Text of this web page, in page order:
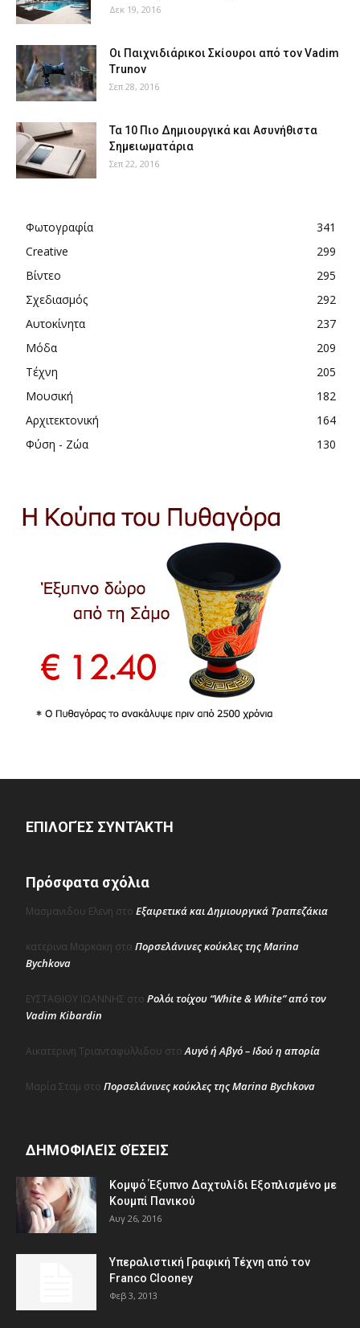
Δεκ 19, 2016
Οι Παιχνιδιάρικοι Σκίουροι από τον Vadim
Trunov
Σεπ 28, 2016
Τα 10 Πιο Δημιουργικά και Ασυνήθιστα
Σημειωματάρια
Σεπ 22, 2016
Φωτογραφία
341
Creative
299
Βίντεο
295
Σχεδιασμός
292
Αυτοκίνητα
237
Μόδα
209
Τέχνη
205
Μουσική
182
Αρχιτεκτονική
164
Φύση - Ζώα
130
ΕΠΙΛΟΓΈΣ ΣΥΝΤΆΚΤΗ
Πρόσφατα σχόλια
Μασμανιδου Ελενη στο Εξαιρετικά και Δημιουργικά Τραπεζάκια
κατερινα Μαρκακη στο Πορσελάνινες κούκλες της Marina
Bychkova
ΕΥΣΤΑΘΙΟΥ ΙΩΑΝΝΗΣ στο Ρολόι τοίχου “White & White” από τον
Vadim Kibardin
Αικατερινη Τριανταφυλλιδου στοΑυγό ή Αβγό – Ιδού η απορία
Μαρία Σταμ στο Πορσελάνινες κούκλες της Marina Bychkova
ΔΗΜΟΦΙΛΕΊΣ ΘΈΣΕΙΣ
Κομψό Έξυπνο Δαχτυλίδι Εξοπλισμένο με
Κουμπί Πανικού
Αυγ 26, 2016
Υπεραλιστική Γραφική Τέχνη από τον
Franco Clooney
Φεβ 3, 2013